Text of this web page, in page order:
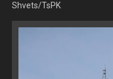
Shvets/TsPK